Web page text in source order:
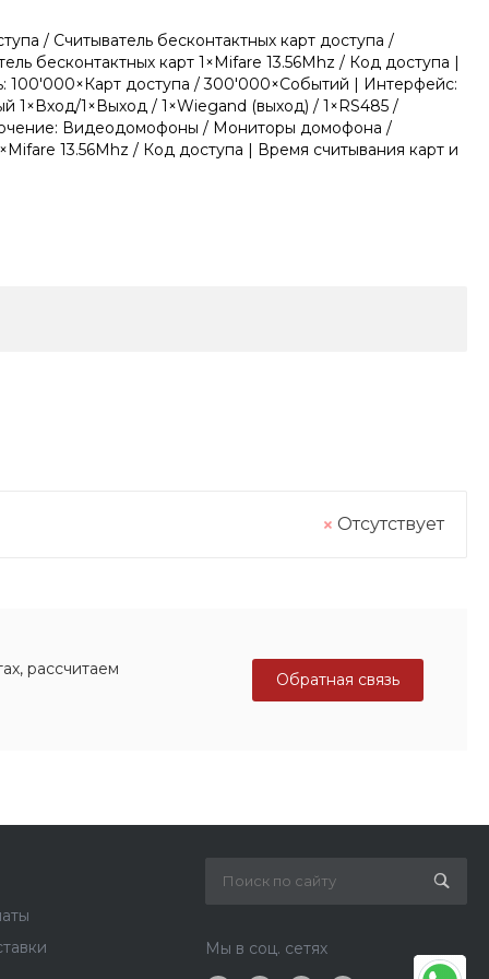
/ Считыватель бесконтактных карт доступа /
бесконтактных карт 1×Mifare 13.56Mhz / Код доступа |
100'000×Карт доступа / 300'000×Событий | Интерфейс:
1×Вход/1×Выход / 1×Wiegand (выход) / 1×RS485 /
Видеодомофоны / Мониторы домофона /
13.56Mhz / Код доступа | Время считывания карт и
Отсутствует
рассчитаем
Обратная связь
Мы в соц. сетях